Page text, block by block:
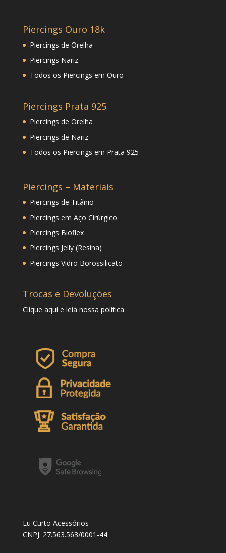
Piercings Ouro 18k
Piercings de Orelha
Piercings Nariz
Todos os Piercings em Ouro
Piercings Prata 925
Piercings de Orelha
Piercings de Nariz
Todos os Piercings em Prata 925
Piercings – Materiais
Piercings de Titânio
Piercings em Aço Cirúrgico
Piercings Bioflex
Piercings Jelly (Resina)
Piercings Vidro Borossilicato
Trocas e Devoluções
Clique aqui e leia nossa política
Eu Curto Acessórios
CNPJ: 27.563.563/0001-44